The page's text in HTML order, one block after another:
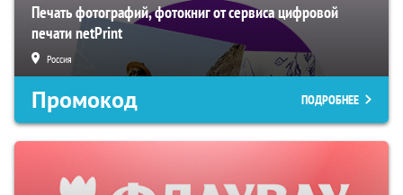
Печать фотографий, фотокниг от сервиса цифровой
печати netPrint
Россия
Промокод ПОДРОБНЕЕ